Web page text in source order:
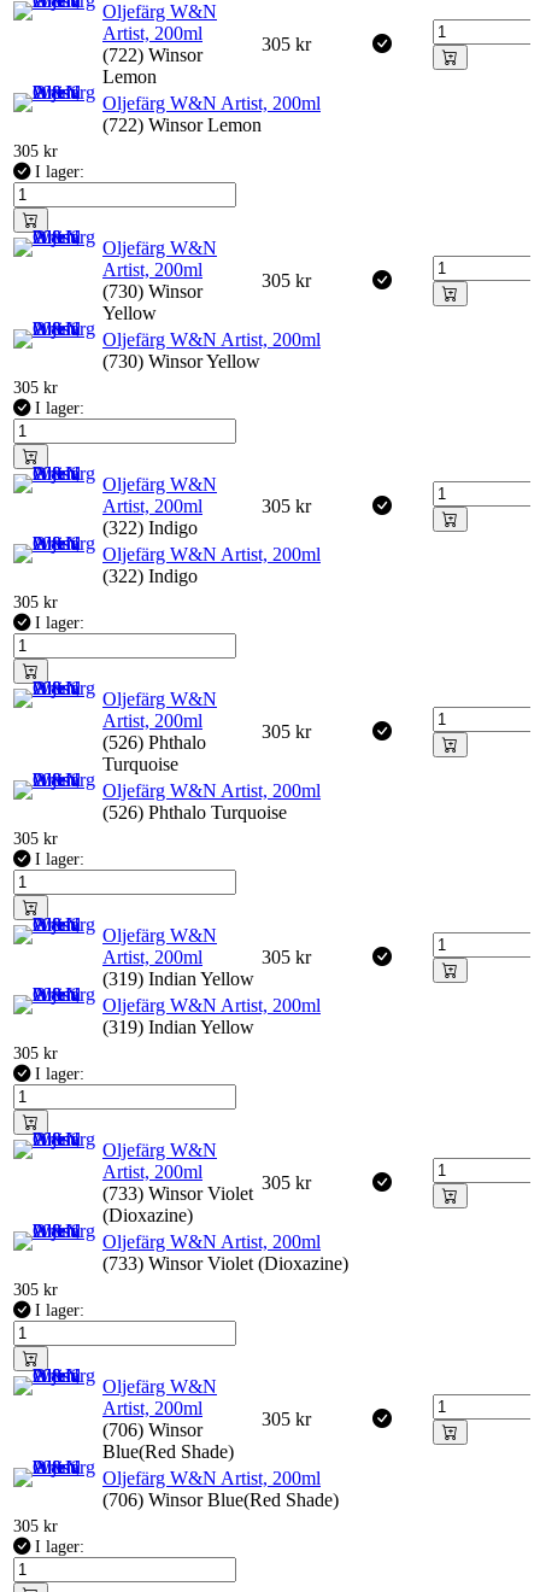
Oljefärg W&N
Artist, 200ml
(722) Winsor
Lemon
305 kr
Oljefärg W&N Artist, 200ml
(722) Winsor Lemon
305 kr
I lager:
Oljefärg W&N
Artist, 200ml
(730) Winsor
Yellow
305 kr
Oljefärg W&N Artist, 200ml
(730) Winsor Yellow
305 kr
I lager:
Oljefärg W&N
Artist, 200ml
(322) Indigo
305 kr
Oljefärg W&N Artist, 200ml
(322) Indigo
305 kr
I lager:
Oljefärg W&N
Artist, 200ml
(526) Phthalo
Turquoise
305 kr
Oljefärg W&N Artist, 200ml
(526) Phthalo Turquoise
305 kr
I lager:
Oljefärg W&N
Artist, 200ml
(319) Indian Yellow
305 kr
Oljefärg W&N Artist, 200ml
(319) Indian Yellow
305 kr
I lager:
Oljefärg W&N
Artist, 200ml
(733) Winsor Violet
(Dioxazine)
305 kr
Oljefärg W&N Artist, 200ml
(733) Winsor Violet (Dioxazine)
305 kr
I lager:
Oljefärg W&N
Artist, 200ml
(706) Winsor
Blue(Red Shade)
305 kr
Oljefärg W&N Artist, 200ml
(706) Winsor Blue(Red Shade)
305 kr
I lager: